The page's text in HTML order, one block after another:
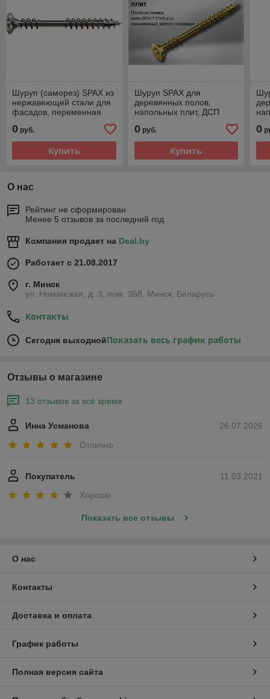
Шуруп (саморез) SPAX из
нержавеющей стали для
фасадов, переменная
шт.)
0 руб.
Купить
Шуруп SPAX для
деревянных полов,
напольных плит, ДСП
(Оцинкованный, резьба
переменная) 4.5*60 мм.
0руб.
Купить
0
О нас
Рейтинг не сформирован
Менее 5 отзывов за последний год
Компания продает на Deal.by
Работает с 21.08.2017
г. Минск
ул. Неманская, д. 3, пом. 358, Минск, Беларусь
Контакты
Сегодня выходнойПоказать весь график работы
Отзывы о магазине
13 отзывов за всё время
26.07.2026
Инна Усманова
Отлично
11.03.2021
Покупатель
Хорошо
Показать все отзывы
О нас
Контакты
Доставка и оплата
График работы
Полная версия сайта